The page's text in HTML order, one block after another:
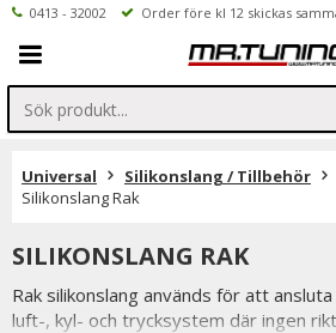
0413 - 32002 Order före kl 12 skickas
Universal Silikonslang / Tillbehör
Silikonslang Rak
SILIKONSLANG RAK
Rak silikonslang används för att
luft-, kyl- och trycksystem där ingen